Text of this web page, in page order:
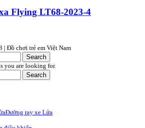
Flying LT68-2023-4
| Đồ chơi trẻ em Việt Nam
Search
you are looking for.
Search
Đường ray xe Lửa